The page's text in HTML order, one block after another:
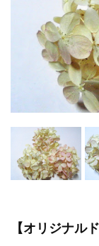
2018.12.11
新規会員登録で
【オリジナル